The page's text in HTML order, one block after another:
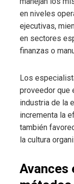
en niveles
ejecutivas,
en sectores
finanzas o
Los
proveedor que
industria de la
incrementa la
también
la cultura
Avances